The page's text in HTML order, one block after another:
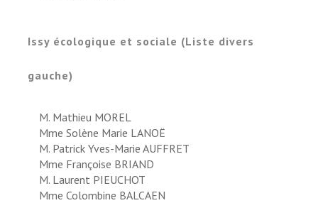
Issy écologique et sociale (Liste divers
gauche)
M. Mathieu MOREL
Mme Solène Marie LANOË
M. Patrick Yves-Marie AUFFRET
Mme Françoise BRIAND
M. Laurent PIEUCHOT
Mme Colombine BALCAEN